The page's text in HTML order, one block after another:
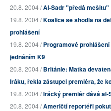
20.8. 2004 /Al-Sadr "předá mešitu"
19.8. 2004 /Koalice se shodla na
prohlášení
19.8. 2004 /Programové
jednáním K9
20.8. 2004 /Británie: Matka
Iráku, řekla zástupci premiéra, že
19.8. 2004 /Irácký premiér dává
20.8. 2004 /Američtí reportéři